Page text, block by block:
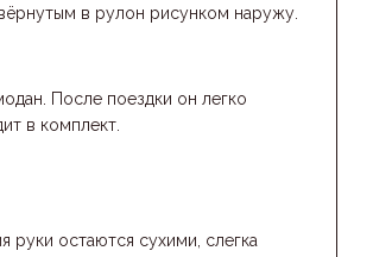
в рулон рисунком наружу.
После поездки он легко
в комплект.
руки остаются сухими, слегка